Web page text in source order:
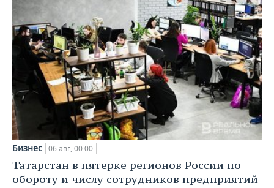
Бизнес 06 авг, 00:00
Татарстан в пятерке регионов России по
обороту и числу сотрудников предприятий